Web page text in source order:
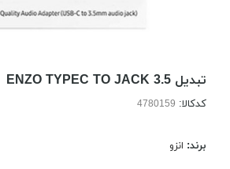
تبدیل ENZO TYPEC TO JACK 3.5
کدکالا:
برند: انزو